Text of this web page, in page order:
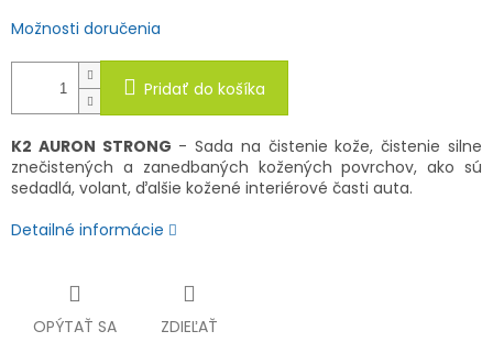
Možnosti doručenia
Pridať do košíka
K2 AURON STRONG - Sada na čistenie kože, čistenie silne
znečistených a zanedbaných kožených povrchov, ako sú
sedadlá, volant, ďalšie kožené interiérové ​​časti auta.
Detailné informácie
OPÝTAŤ SA ZDIEĽAŤ